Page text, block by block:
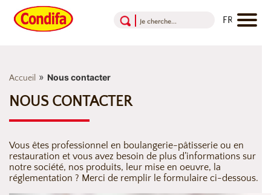
Accueil » Nous contacter
NOUS CONTACTER
Vous êtes professionnel en boulangerie-pâtisserie ou en
restauration et vous avez besoin de plus d’informations sur
notre société, nos produits, leur mise en oeuvre, la
réglementation ? Merci de remplir le formulaire ci-dessous.